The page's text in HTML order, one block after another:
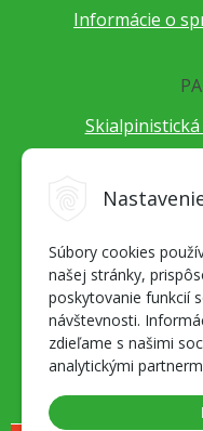
Súbory cookies
našej stránky,
poskytovanie funkcií
návštevnosti.
zdieľame s našimi
analytickými
Informácie o